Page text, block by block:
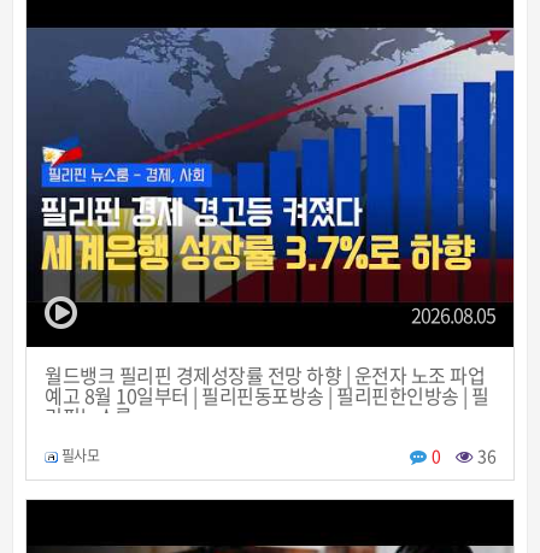
2026.08.05
월드뱅크 필리핀 경제성장률 전망 하향 | 운전자 노조 파업
예고 8월 10일부터 | 필리핀동포방송 | 필리핀한인방송 | 필
리핀뉴스룸
필사모 0 36